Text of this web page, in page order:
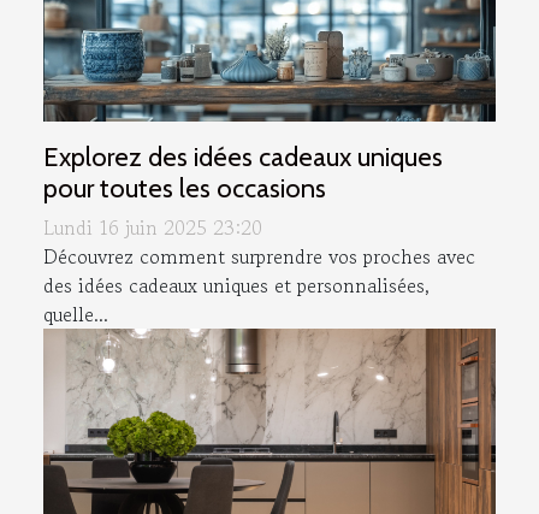
Explorez des idées cadeaux uniques
pour toutes les occasions
Lundi 16 juin 2025 23:20
Découvrez comment surprendre vos proches avec
des idées cadeaux uniques et personnalisées,
quelle...